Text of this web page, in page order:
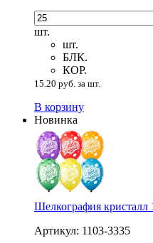
шт.
шт.
БЛК.
КОР.
15.20 руб. за шт.
В корзину
Новинка
Шелкография
Артикул: 1103-3335